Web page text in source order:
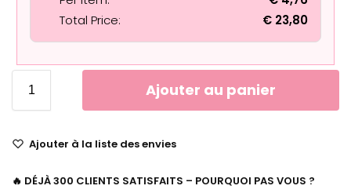
Total Price:
€ 23,80
Ajouter au panier
Ajouter à la liste des envies
🔥 DÉJÀ 300 CLIENTS SATISFAITS – POURQUOI PAS VOUS ?